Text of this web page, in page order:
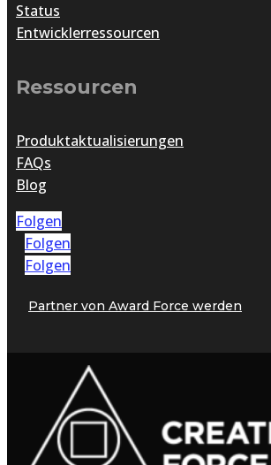
Status
Entwicklerressourcen
Ressourcen
Produktaktualisierungen
FAQs
Blog
Folgen
Folgen
Folgen
Partner von Award Force werden